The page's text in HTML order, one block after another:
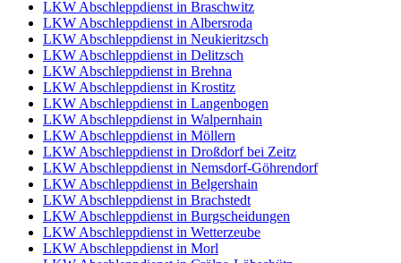
LKW Abschleppdienst in Braschwitz
LKW Abschleppdienst in Albersroda
LKW Abschleppdienst in Neukieritzsch
LKW Abschleppdienst in Delitzsch
LKW Abschleppdienst in Brehna
LKW Abschleppdienst in Krostitz
LKW Abschleppdienst in Langenbogen
LKW Abschleppdienst in Walpernhain
LKW Abschleppdienst in Möllern
LKW Abschleppdienst in Droßdorf bei Zeitz
LKW Abschleppdienst in Nemsdorf-Göhrendorf
LKW Abschleppdienst in Belgershain
LKW Abschleppdienst in Brachstedt
LKW Abschleppdienst in Burgscheidungen
LKW Abschleppdienst in Wetterzeube
LKW Abschleppdienst in Morl